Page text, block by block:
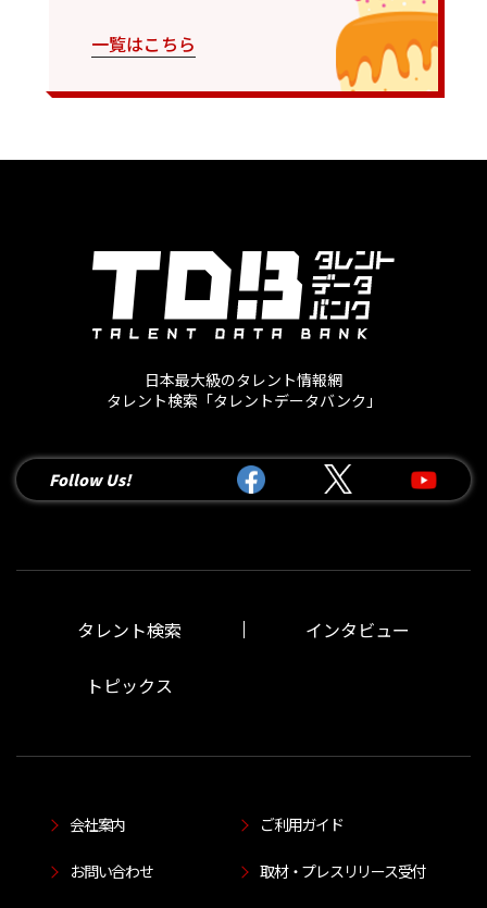
一覧はこちら
日本最大級のタレント情報網
タレント検索「タレントデータバンク」
Follow Us!
タレント検索 インタビュー
トピックス
会社案内 ご利用ガイド
お問い合わせ 取材・プレスリリース受付